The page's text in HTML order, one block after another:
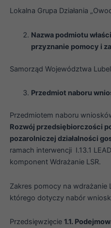
Lokalna Grupa Działania
Nazwa podmiotu
przyznanie pomocy i
Samorząd Województwa
Przedmiot naboru
Przedmiotem naboru
Rozwój przedsiębiorczości
pozarolniczej działalności
ramach interwencji I.13.1
komponent Wdrażanie LSR.
Zakres pomocy na wdrażanie
którego dotyczy nabór
Przedsięwzięcie 1.1.